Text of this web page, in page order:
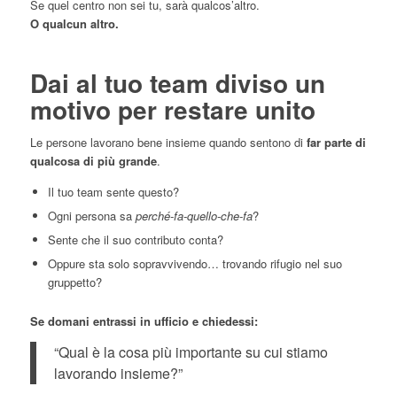
Se quel centro non sei tu, sarà qualcos’altro.
O qualcun altro.
Dai al tuo team diviso un
motivo per restare unito
Le persone lavorano bene insieme quando sentono di far parte di
qualcosa di più grande.
Il tuo team sente questo?
Ogni persona sa perché-fa-quello-che-fa?
Sente che il suo contributo conta?
Oppure sta solo sopravvivendo… trovando rifugio nel suo
gruppetto?
Se domani entrassi in ufficio e chiedessi:
“Qual è la cosa più importante su cui stiamo
lavorando insieme?”